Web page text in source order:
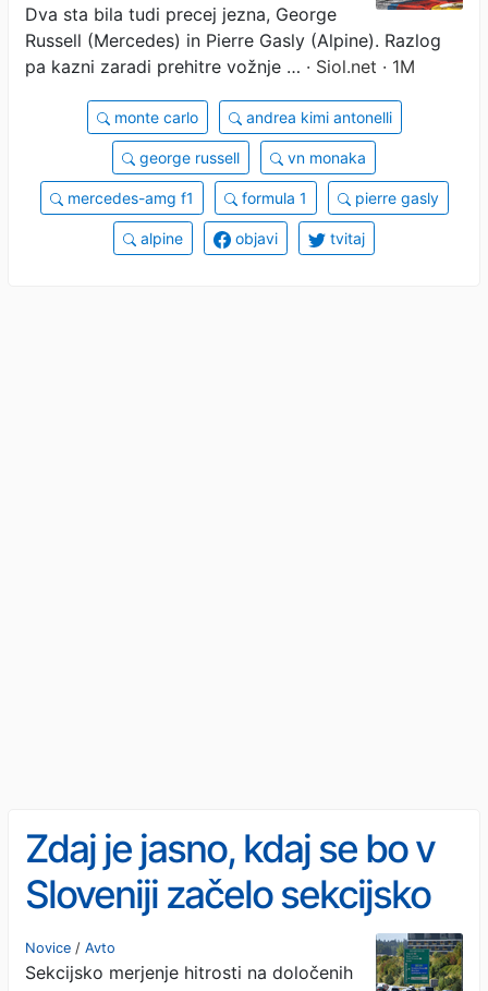
Dva sta bila tudi precej jezna, George
Russell (Mercedes) in Pierre Gasly (Alpine). Razlog
pa kazni zaradi prehitre vožnje … · Siol.net · 1M
monte carlo andrea kimi antonelli
george russell vn monaka
mercedes-amg f1 formula 1 pierre gasly
alpine objavi tvitaj
Zdaj je jasno, kdaj se bo v
Sloveniji začelo sekcijsko
merjenje hitrosti. To so
Novice / Avto
Sekcijsko merjenje hitrosti na določenih